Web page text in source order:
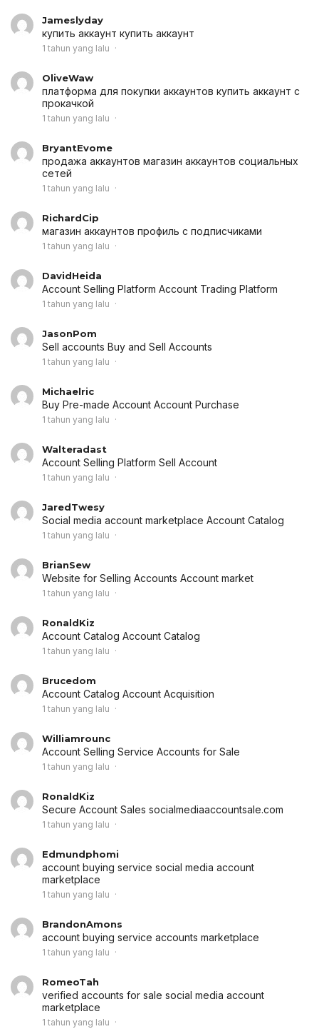
Jameslyday
купить аккаунт купить аккаунт
1 tahun yang lalu
OliveWaw
платформа для покупки аккаунтов купить аккаунт с
прокачкой
1 tahun yang lalu
BryantEvome
продажа аккаунтов магазин аккаунтов социальных
сетей
1 tahun yang lalu
RichardCip
магазин аккаунтов профиль с подписчиками
1 tahun yang lalu
DavidHeida
Account Selling Platform Account Trading Platform
1 tahun yang lalu
JasonPom
Sell accounts Buy and Sell Accounts
1 tahun yang lalu
Michaelric
Buy Pre-made Account Account Purchase
1 tahun yang lalu
Walteradast
Account Selling Platform Sell Account
1 tahun yang lalu
JaredTwesy
Social media account marketplace Account Catalog
1 tahun yang lalu
BrianSew
Website for Selling Accounts Account market
1 tahun yang lalu
RonaldKiz
Account Catalog Account Catalog
1 tahun yang lalu
Brucedom
Account Catalog Account Acquisition
1 tahun yang lalu
Williamrounc
Account Selling Service Accounts for Sale
1 tahun yang lalu
RonaldKiz
Secure Account Sales socialmediaaccountsale.com
1 tahun yang lalu
Edmundphomi
account buying service social media account
marketplace
1 tahun yang lalu
BrandonAmons
account buying service accounts marketplace
1 tahun yang lalu
RomeoTah
verified accounts for sale social media account
marketplace
1 tahun yang lalu